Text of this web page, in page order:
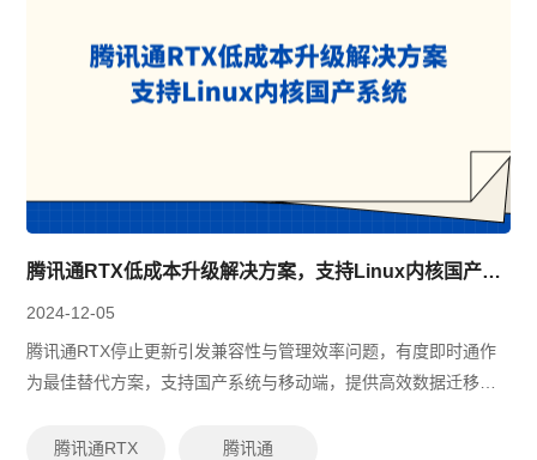
腾讯通RTX低成本升级解决方案，支持Linux内核国产系统
2024-12-05
腾讯通RTX停止更新引发兼容性与管理效率问题，有度即时通作
为最佳替代方案，支持国产系统与移动端，提供高效数据迁移、
信创需求。通过灵活部署和强大安...
腾讯通RTX 腾讯通